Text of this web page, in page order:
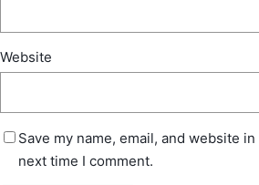
Website
Save my name, email, and website
next time I comment.